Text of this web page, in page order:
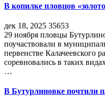
В копилке пловцов
дек 18, 2025 35653
29 ноября пловцы
поучаствовали в
первенстве Калачеевского
соревновались в таких
…
В Бутурлиновке почтили